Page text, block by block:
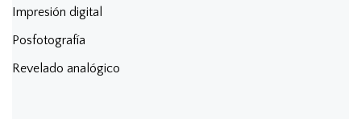
Impresión digital
Posfotografía
Revelado analógico